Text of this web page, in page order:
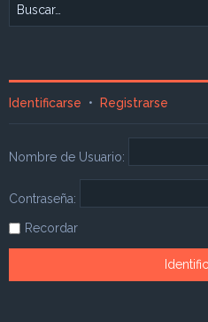
Identificarse • Registrarse
Nombre de Usuario:
Contraseña:
Recordar